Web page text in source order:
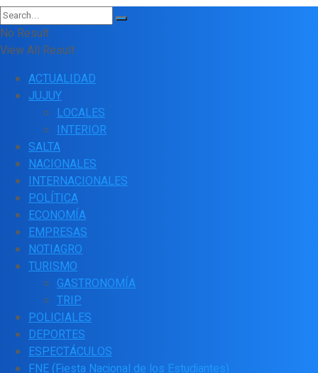
No Result
View All Result
ACTUALIDAD
JUJUY
LOCALES
INTERIOR
SALTA
NACIONALES
INTERNACIONALES
POLÍTICA
ECONOMÍA
EMPRESAS
NOTIAGRO
TURISMO
GASTRONOMÍA
TRIP
POLICIALES
DEPORTES
ESPECTÁCULOS
FNE (Fiesta Nacional de los Estudiantes)